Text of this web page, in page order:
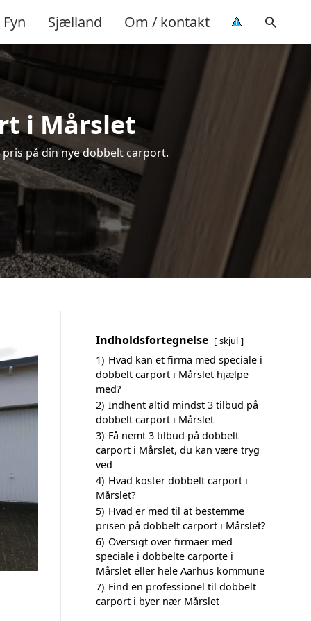
Fyn Sjælland Om / kontakt
i Mårslet
på din nye dobbelt carport.
Indholdsfortegnelse skjul
1) Hvad kan et firma med speciale i
dobbelt carport i Mårslet hjælpe
med?
2) Indhent altid mindst 3 tilbud på
dobbelt carport i Mårslet
3) Få nemt 3 tilbud på dobbelt
carport i Mårslet, du kan være tryg
ved
4) Hvad koster dobbelt carport i
Mårslet?
5) Hvad er med til at bestemme
prisen på dobbelt carport i Mårslet?
6) Oversigt over firmaer med
speciale i dobbelte carporte i
Mårslet eller hele Aarhus kommune
7) Find en professionel til dobbelt
carport i byer nær Mårslet